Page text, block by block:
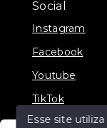
Social
Instagram
Facebook
Youtube
TikTok
Esse site utiliza